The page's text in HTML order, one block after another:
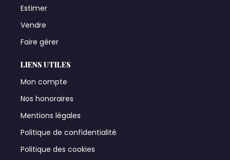
Estimer
Vendre
Faire gérer
LIENS UTILES
Mon compte
Nos honoraires
Mentions légales
Politique de confidentialité
Politique des cookies